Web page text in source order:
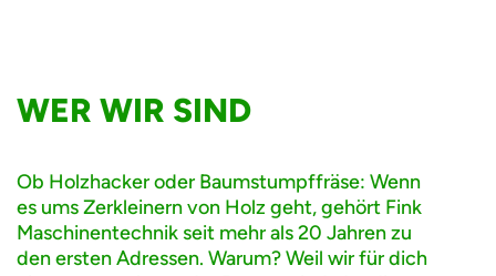
WER WIR SIND
Ob Holzhacker oder Baumstumpffräse: Wenn
es ums Zerkleinern von Holz geht, gehört Fink
Maschinentechnik seit mehr als 20 Jahren zu
den ersten Adressen. Warum? Weil wir für dich